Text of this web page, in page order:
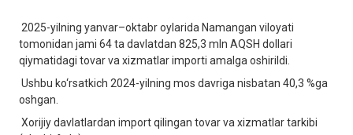
2025-yilning yanvar–oktabr oylarida Namangan viloyati
tomonidan jami 64 ta davlatdan 825,3 mln AQSH dollari
qiymatidagi tovar va xizmatlar importi amalga oshirildi.
Ushbu ko‘rsatkich 2024-yilning mos davriga nisbatan 40,3 %ga
oshgan.
Xorijiy davlatlardan import qilingan tovar va xizmatlar tarkibi